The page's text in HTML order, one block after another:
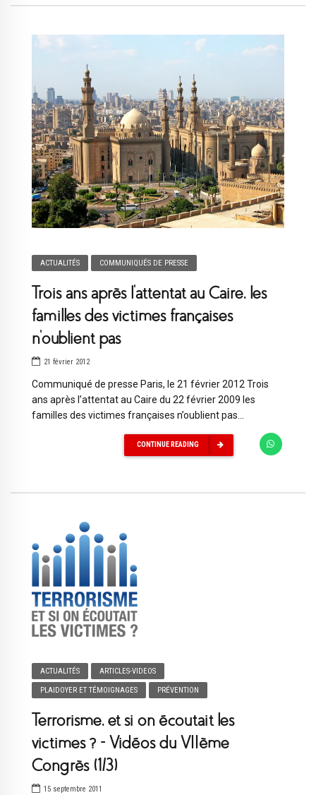
ACTUALITÉS COMMUNIQUÉS DE PRESSE
Trois ans après l’attentat au Caire, les
familles des victimes françaises
n’oublient pas
21 février 2012
Communiqué de presse Paris, le 21 février 2012 Trois
ans après l’attentat au Caire du 22 février 2009 les
familles des victimes françaises n’oublient pas...
CONTINUE READING
ACTUALITÉS ARTICLES-VIDEOS
PLAIDOYER ET TÉMOIGNAGES PRÉVENTION
Terrorisme, et si on écoutait les
victimes ? – Vidéos du VIIème
Congrès (1/3)
15 septembre 2011